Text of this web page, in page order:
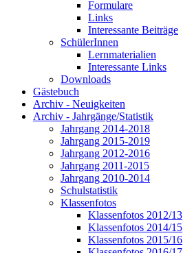
Formulare
Links
Interessante Beiträge
SchülerInnen
Lernmaterialien
Interessante Links
Downloads
Gästebuch
Archiv - Neuigkeiten
Archiv - Jahrgänge/Statistik
Jahrgang 2014-2018
Jahrgang 2015-2019
Jahrgang 2012-2016
Jahrgang 2011-2015
Jahrgang 2010-2014
Schulstatistik
Klassenfotos
Klassenfotos 2012/13
Klassenfotos 2014/15
Klassenfotos 2015/16